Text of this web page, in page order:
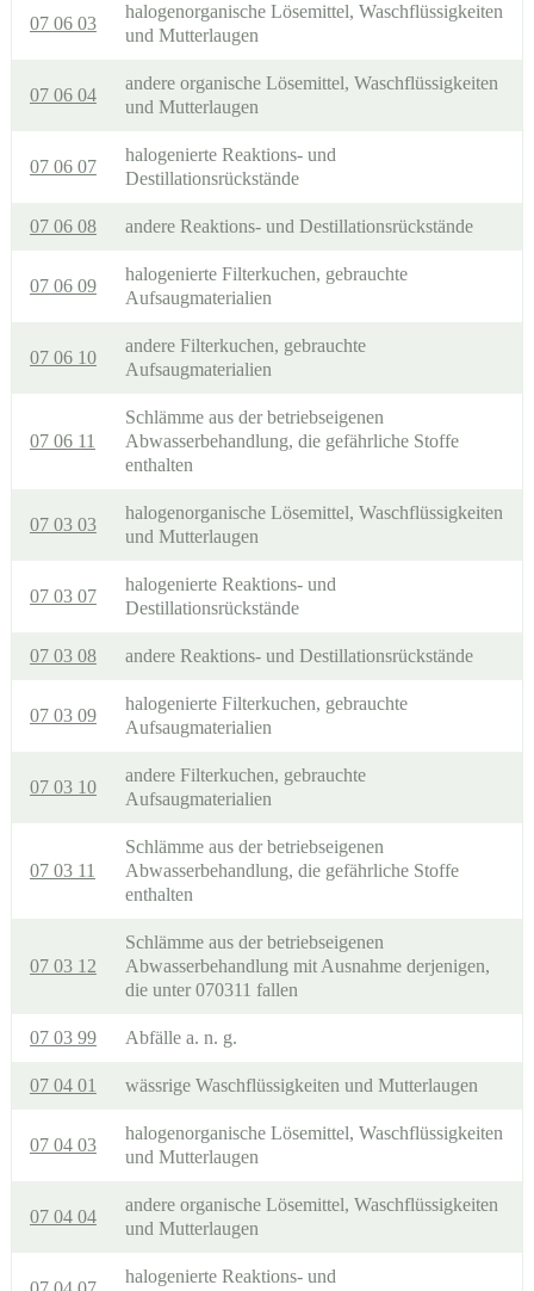
07 06 03
halogenorganische Lösemittel, Waschflüssigkeiten
und Mutterlaugen
07 06 04
andere organische Lösemittel, Waschflüssigkeiten
und Mutterlaugen
07 06 07
halogenierte Reaktions- und
Destillationsrückstände
07 06 08 andere Reaktions- und Destillationsrückstände
07 06 09
halogenierte Filterkuchen, gebrauchte
Aufsaugmaterialien
07 06 10
andere Filterkuchen, gebrauchte
Aufsaugmaterialien
07 06 11
Schlämme aus der betriebseigenen
Abwasserbehandlung, die gefährliche Stoffe
enthalten
07 03 03
halogenorganische Lösemittel, Waschflüssigkeiten
und Mutterlaugen
07 03 07
halogenierte Reaktions- und
Destillationsrückstände
07 03 08 andere Reaktions- und Destillationsrückstände
07 03 09
halogenierte Filterkuchen, gebrauchte
Aufsaugmaterialien
07 03 10
andere Filterkuchen, gebrauchte
Aufsaugmaterialien
07 03 11
Schlämme aus der betriebseigenen
Abwasserbehandlung, die gefährliche Stoffe
enthalten
07 03 12
Schlämme aus der betriebseigenen
Abwasserbehandlung mit Ausnahme derjenigen,
die unter 070311 fallen
07 03 99 Abfälle a. n. g.
07 04 01 wässrige Waschflüssigkeiten und Mutterlaugen
07 04 03
halogenorganische Lösemittel, Waschflüssigkeiten
und Mutterlaugen
07 04 04
andere organische Lösemittel, Waschflüssigkeiten
und Mutterlaugen
halogenierte Reaktions- und